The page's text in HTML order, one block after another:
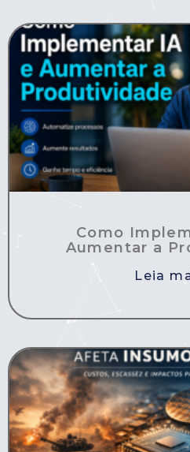
Como
Aumentar a
Leia